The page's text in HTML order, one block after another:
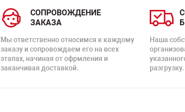
СОПРОВОЖДЕНИЕ
ЗАКАЗА
Мы ответственно относимся к каждому
заказу и сопровождаем его на всех
этапах, начиная от офрмления и
заканчивая доставкой.
Наша
разгрузку.